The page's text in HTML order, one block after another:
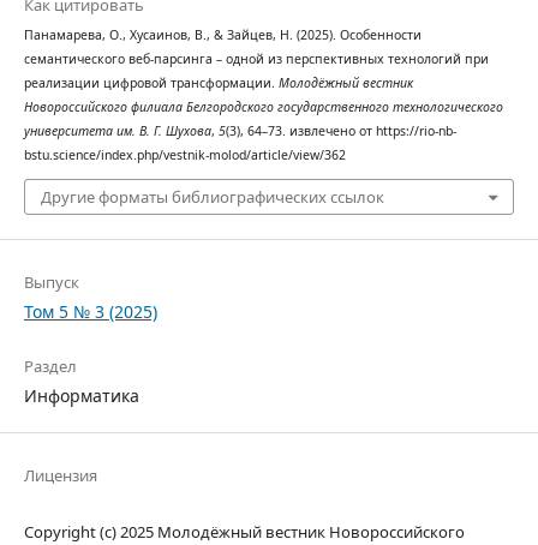
Панамарева, О., Хусаинов, В., & Зайцев, Н. (2025). Особенности
семантического веб-парсинга – одной из перспективных технологий при
реализации цифровой трансформации. Молодёжный вестник
Новороссийского филиала Белгородского государственного технологического
университета им. В. Г. Шухова, 5(3), 64–73. извлечено от https://rio-nb-
bstu.science/index.php/vestnik-molod/article/view/362
Другие форматы библиографических ссылок
Выпуск
Том 5 № 3 (2025)
Раздел
Информатика
Лицензия
Copyright (c) 2025 Молодёжный вестник Новороссийского